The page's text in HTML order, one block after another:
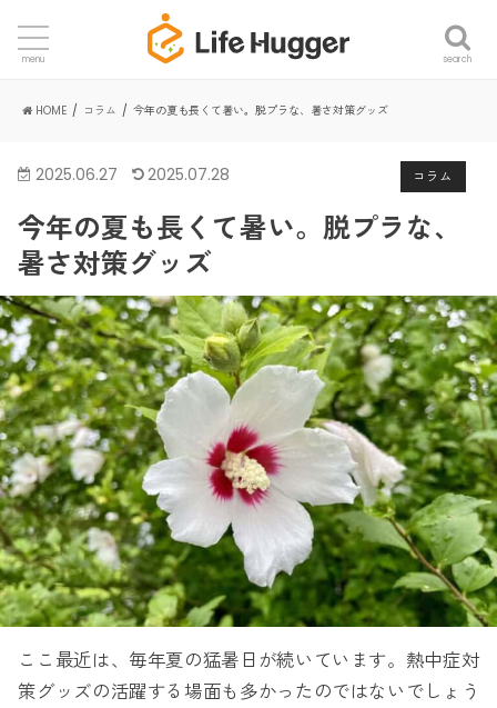
search
menu
HOME コラム 今年の夏も長くて暑い。脱プラな、暑さ対策グッズ
コラム
2025.06.27 2025.07.28
今年の夏も長くて暑い。脱プラな、
暑さ対策グッズ
ここ最近は、毎年夏の猛暑日が続いています。熱中症対
策グッズの活躍する場面も多かったのではないでしょう